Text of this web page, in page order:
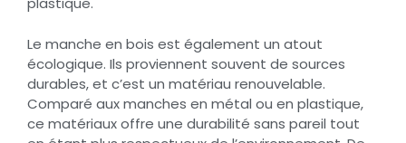
Le manche en bois est également un atout
écologique. Ils proviennent souvent de sources
durables, et c’est un matériau renouvelable.
Comparé aux manches en métal ou en plastique,
ce matériaux offre une durabilité sans pareil tout